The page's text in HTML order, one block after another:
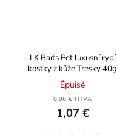
LK Baits Pet luxusní rybí
kostky z kůže Tresky 40g
Épuisé
0,96 € HTVA
1,07 €